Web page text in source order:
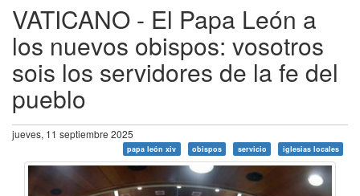
VATICANO - El Papa León a
los nuevos obispos: vosotros
sois los servidores de la fe del
pueblo
jueves, 11 septiembre 2025
papa león xiv obispos servicio iglesias locales